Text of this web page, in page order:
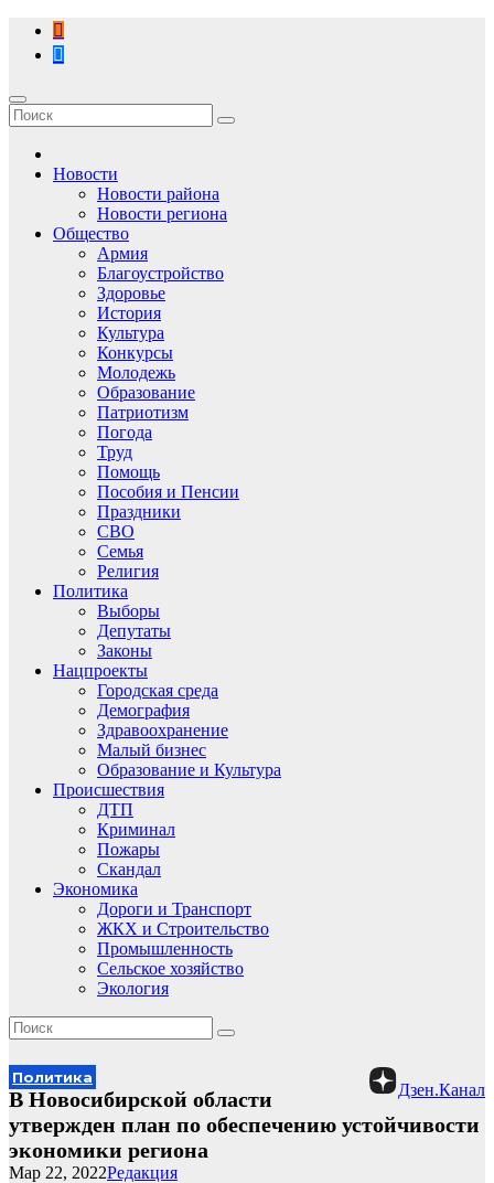
Перейти
содержимому
Новости
Новости района
Новости региона
Общество
Армия
Благоустройство
Здоровье
История
Культура
Конкурсы
Молодежь
Образование
Патриотизм
Погода
Труд
Помощь
Пособия и Пенсии
Праздники
СВО
Семья
Религия
Политика
Выборы
Депутаты
Законы
Нацпроекты
Городская среда
Демография
Здравоохранение
Малый бизнес
Образование и Культура
Происшествия
ДТП
Криминал
Пожары
Скандал
Экономика
Дороги и Транспорт
ЖКХ и Строительство
Промышленность
Сельское хозяйство
Экология
Политика
Дзен.Канал
В Новосибирской области
утвержден план по обеспечению устойчивости
экономики региона
Редакция
Мар 22, 2022